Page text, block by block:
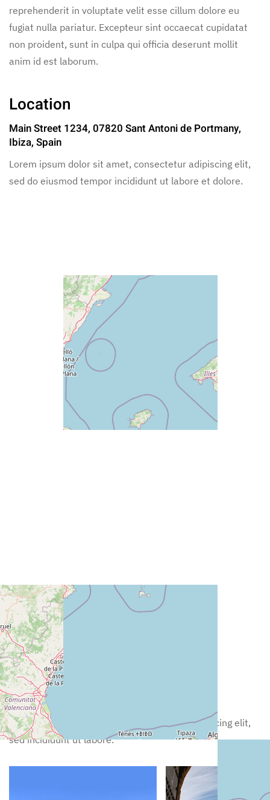
reprehenderit in voluptate velit esse cillum dolore eu
fugiat nulla pariatur. Excepteur sint occaecat cupidatat
non proident, sunt in culpa qui officia deserunt mollit
anim id est laborum.
Location
Main Street 1234, 07820 Sant Antoni de Portmany,
Ibiza, Spain
Lorem ipsum dolor sit amet, consectetur adipiscing elit,
sed do eiusmod tempor incididunt ut labore et dolore.
Exclusive Tips
Nearby Activities
Lorem ipsum dolor sit amet, consectetur adipiscing elit,
sed incididunt ut labore.